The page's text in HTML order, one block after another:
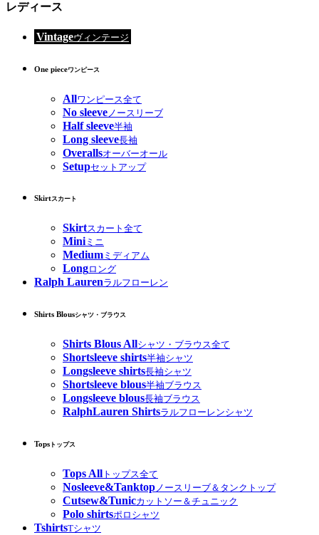
レディース
Vintageヴィンテージ
One pieceワンピース
Allワンピース全て
No sleeve ノースリーブ
Half sleeve半袖
Long sleeve長袖
Overallsオーバーオール
Setupセットアップ
Skirtスカート
Skirtスカート全て
Miniミニ
Medium ミディアム
Longロング
Ralph Laurenラルフローレン
Shirts Blousシャツ・ブラウス
Shirts Blous Allシャツ・ブラウス全て
Shortsleeve shirts半袖シャツ
Longsleeve shirts長袖シャツ
Shortsleeve blous半袖ブラウス
Longsleeve blous長袖ブラウス
RalphLauren Shirtsラルフローレンシャツ
Tops トップス
Tops All トップス全て
Nosleeve&Tanktopノースリーブ＆タンクトップ
Cutsew&Tunicカットソー＆チュニック
Polo shirtsポロシャツ
TshirtsTシャツ